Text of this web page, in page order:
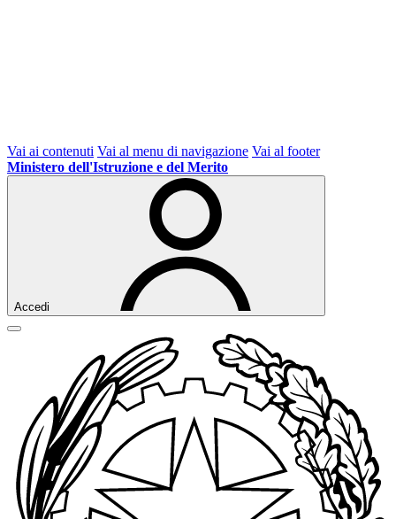
Vai ai contenuti Vai al menu di navigazione Vai al footer
Ministero dell'Istruzione e del Merito
Accedi